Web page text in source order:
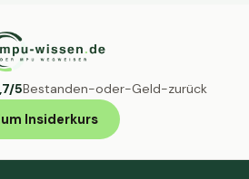
5Bestanden-oder-Geld-zurück
Insiderkurs